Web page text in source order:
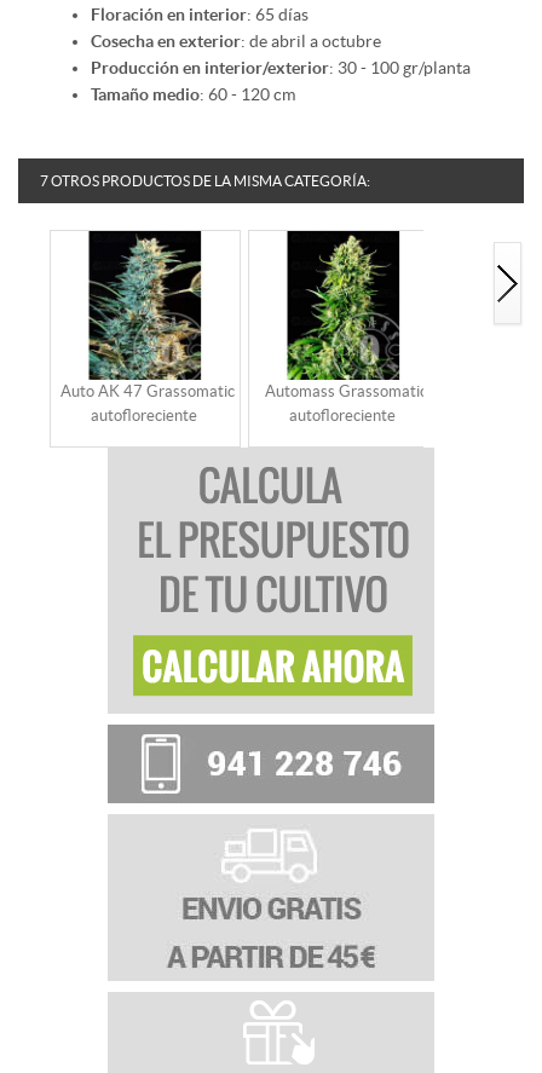
Floración en interior: 65 días
Cosecha en exterior: de abril a octubre
Producción en interior/exterior: 30 - 100 gr/planta
Tamaño medio: 60 - 120 cm
7 OTROS PRODUCTOS DE LA MISMA CATEGORÍA:
Auto AK 47 Grassomatic
autofloreciente
Automass Grassomatic
autofloreciente